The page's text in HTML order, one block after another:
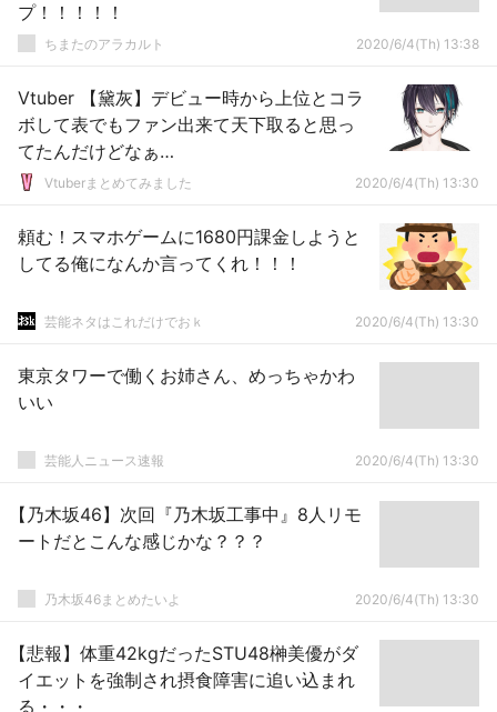
プ！！！！！
ちまたのアラカルト 2020/6/4(Th) 13:38
Vtuber 【黛灰】デビュー時から上位とコラ
ボして表でもファン出来て天下取ると思っ
てたんだけどなぁ…
Vtuberまとめてみました 2020/6/4(Th) 13:30
頼む！スマホゲームに1680円課金しようと
してる俺になんか言ってくれ！！！
芸能ネタはこれだけでおｋ 2020/6/4(Th) 13:30
東京タワーで働くお姉さん、めっちゃかわ
いい
芸能人ニュース速報 2020/6/4(Th) 13:30
【乃木坂46】次回『乃木坂工事中』8人リモ
ートだとこんな感じかな？？？
乃木坂46まとめたいよ 2020/6/4(Th) 13:30
【悲報】体重42kgだったSTU48榊美優がダ
イエットを強制され摂食障害に追い込まれ
る・・・